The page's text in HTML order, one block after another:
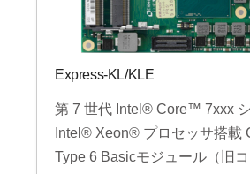
Express-KL/KLE
第 7 世代 Intel® Core™ 7xxx
Intel® Xeon® プロセッサ搭載
Type 6 Basicモジュール（旧